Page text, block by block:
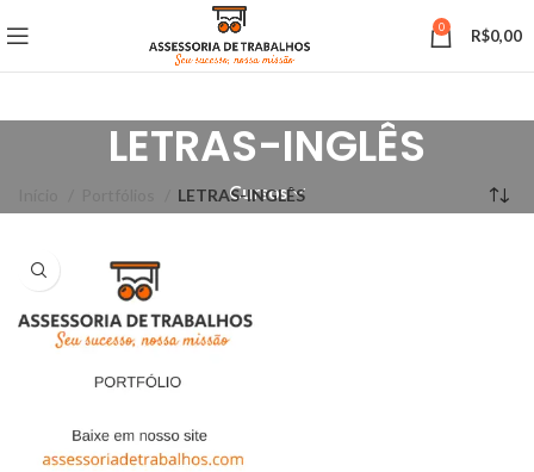
0 R$0,00
LETRAS-INGLÊS
Cursos
LETRAS-INGLÊS